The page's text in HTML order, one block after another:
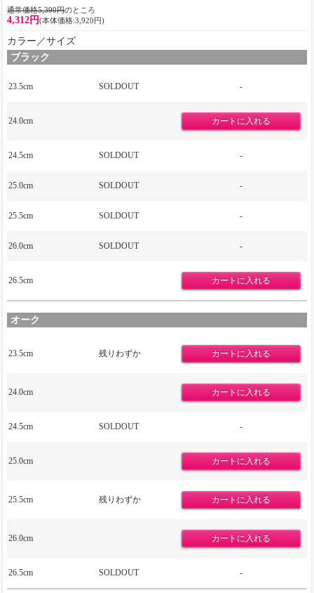
通常価格5,390円のところ
4,312円(本体価格:3,920円)
カラー／サイズ
ブラック
23.5cm SOLDOUT -
24.0cm
24.5cm SOLDOUT -
25.0cm SOLDOUT -
25.5cm SOLDOUT -
26.0cm SOLDOUT -
26.5cm
オーク
23.5cm 残りわずか
24.0cm
24.5cm SOLDOUT -
25.0cm
25.5cm 残りわずか
26.0cm
26.5cm SOLDOUT -